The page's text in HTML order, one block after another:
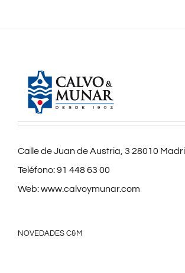
Calle de Juan de Austria, 3 28010
Teléfono:91 448 63 00
Web:www.calvoymunar.com
NOVEDADES C&M